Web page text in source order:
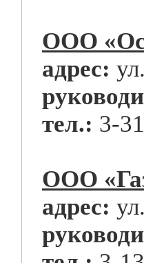
ООО
адрес:
тел.: 3-
ООО
адрес: